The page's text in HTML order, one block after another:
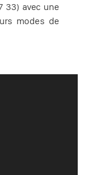
33) avec une
modes de